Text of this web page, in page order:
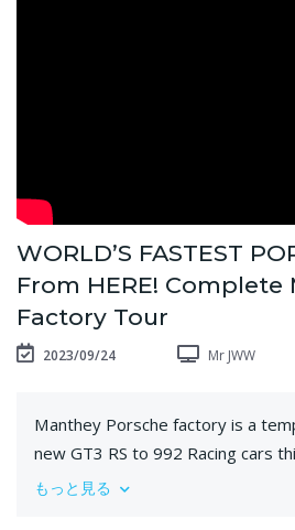
WORLD’S FASTEST
From HERE!
Factory Tour
2023/09/24 Mr JWW
Manthey Porsche factory is a
new GT3 RS to 992 Racing cars
at how Manthey make the fastest
もっと見る